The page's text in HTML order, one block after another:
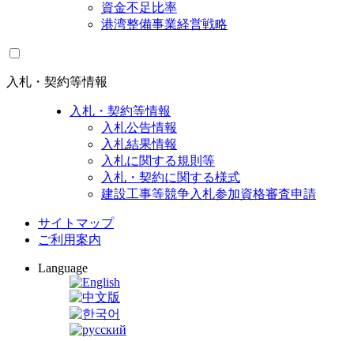
資金不足比率
港湾整備事業経営戦略
入札・契約等情報
入札・契約等情報
入札公告情報
入札結果情報
入札に関する規則等
入札・契約に関する様式
建設工事等競争入札参加資格審査申請
サイトマップ
ご利用案内
Language